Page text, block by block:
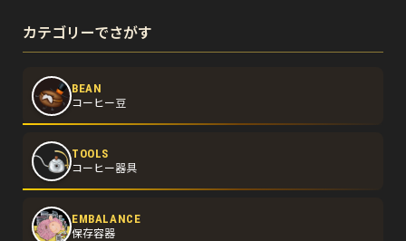
カテゴリーでさがす
BEAN
コーヒー豆
TOOLS
コーヒー器具
EMBALANCE
保存容器